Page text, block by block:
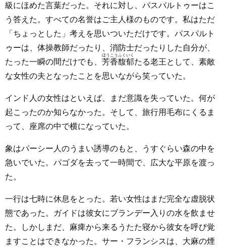
級にほめた言葉だった。それに対し、パスパルトゥーはこ
う答えた。すべての名誉はご主人様のものです。私はただ
「ちょっとした」考えを思いついただけです。パスパルト
ゥーは、体操教師だったり、消防士だったりした自分が、
たった一瞬の間だけでも、 芳香馥郁
ほうこうふくいく
たる老王として、素敵
な女性の夫となったことを思いながら笑っていた。
インド人の女性はといえば、まだ意識を失っていた。何が
起こったのか知らなかった。そして、旅行用毛布にくるま
って、座席の中で横になっていた。
象はパーシー人のうまい誘導のもと、うすぐらい森の中を
急いでいた。パゴダを去って一時間で、広大な平原を渡っ
た。
一行は七時に休息をとった。若い女性はまだ完全な虚脱状
態であった。ガイドは彼女にブランデー入りの水を飲ませ
た。しかしまだ、麻痺から来るうたた寝から彼女を呼び覚
ますことはできなかった。サー・フランシスは、大麻の煙